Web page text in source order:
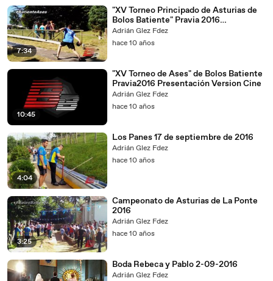
7:34
"XV Torneo Principado de Asturias de
Bolos Batiente" Pravia 2016
Presentación
Adrián Glez Fdez
hace 10 años
10:45
"XV Torneo de Ases" de Bolos Batiente
Pravia2016 Presentación Version Cine
Adrián Glez Fdez
hace 10 años
4:04
Los Panes 17 de septiembre de 2016
Adrián Glez Fdez
hace 10 años
3:25
Campeonato de Asturias de La Ponte
2016
Adrián Glez Fdez
hace 10 años
Boda Rebeca y Pablo 2-09-2016
Adrián Glez Fdez